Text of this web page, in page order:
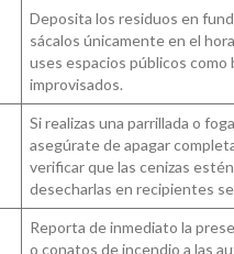
Deposita los residuos en
sácalos únicamente en el
uses espacios públicos como
improvisados.
Si realizas una parrillada o
asegúrate de apagar
verificar que las cenizas
desecharlas en recipientes
Reporta de inmediato la
o conatos de incendio a las